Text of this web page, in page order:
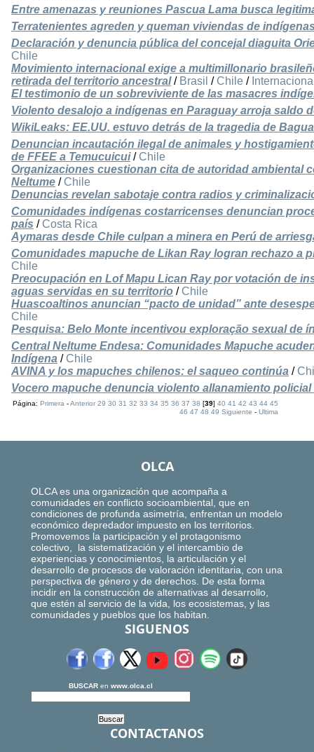
Entre amenazas y reuniones Pascua Lama busca
Terratenientes agreden y queman viviendas de
Declaración y denuncia pública del concejal diaguita
Chile
Movimiento internacional exige a multimillonario
retirada del territorio ancestral/ Brasil / Chile /
El testimonio de un sobreviviente de las masacres
Violento desalojo a indígenas en Paraguay arroja saldo
WikiLeaks: EE.UU. estuvo detrás de la tragedia de
Denuncian incautación ilegal de animales y
de FFEE a Temucuicui/ Chile
Organizaciones cuestionan cita de autoridad ambiental
Neltume / Chile
Denuncias revelan sabotaje contra radios y
Comunidades indígenas costarricenses denuncian
país / Costa Rica
Aymaras desde Chile culpan a minera en Perú de
Comunidades mapuche de Likan Ray logran rechazo a
Chile
Preocupación en Lof Mapu Lican Ray por votación de
aguas servidas en su territorio / Chile
Huascoaltinos anuncian “pacto de unidad” ante
Chile
Pesquisa: Belo Monte incentivou exploração sexual de
Central Neltume Endesa: Comunidades Mapuche
Indígena / Chile
AVINA y los mapuches chilenos: el saqueo continúa /
Vocero mapuche denuncia violento allanamiento
Página:Primera -Anterior 29 30 31 32 33 34 35 36 37 38 [39]40 41 42 43 44 45
46 47 48 49 Siguiente -Ultima
OLCA
OLCA es una organización que acompaña a
comunidades en conflicto socioambiental, que en
condiciones de profunda asimetría, enfrentan un modelo
económico depredador impuesto en los territorios.
Promovemos la participación y el protagonismo
colectivo, la sistematización y el intercambio de
experiencias y conocimientos, la articulación y el
desarrollo de procesos de valoración identitaria, con una
perspectiva de género y de derechos. De esta forma
incidir en la construcción de alternativas al desarrollo,
que estén al servicio de la vida, los ecosistemas, y las
comunidades y pueblos que los habitan.
SIGUENOS
BUSCAR en www.olca.cl
CONTACTANOS